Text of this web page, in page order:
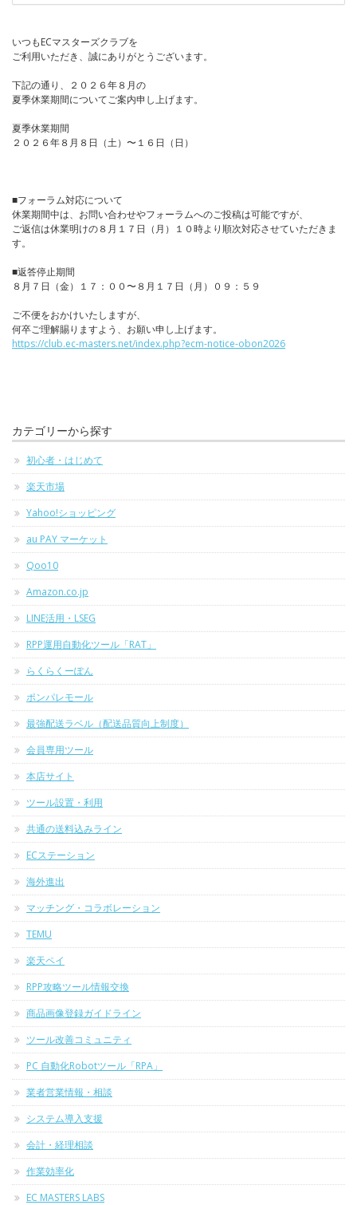
いつもECマスターズクラブを
ご利用いただき、誠にありがとうございます。
下記の通り、２０２６年８月の
夏季休業期間についてご案内申し上げます。
夏季休業期間
２０２６年８月８日（土）〜１６日（日）
■フォーラム対応について
休業期間中は、お問い合わせやフォーラムへのご投稿は可能ですが、
ご返信は休業明けの８月１７日（月）１０時より順次対応させていただきま
す。
■返答停止期間
８月７日（金）１７：００〜８月１７日（月）０９：５９
ご不便をおかけいたしますが、
何卒ご理解賜りますよう、お願い申し上げます。
https://club.ec-masters.net/index.php?ecm-notice-obon2026
カテゴリーから探す
初心者・はじめて
楽天市場
Yahoo!ショッピング
au PAY マーケット
Qoo10
Amazon.co.jp
LINE活用・LSEG
RPP運用自動化ツール「RAT」
らくらくーぽん
ポンパレモール
最強配送ラベル（配送品質向上制度）
会員専用ツール
本店サイト
ツール設置・利用
共通の送料込みライン
ECステーション
海外進出
マッチング・コラボレーション
TEMU
楽天ペイ
RPP攻略ツール情報交換
商品画像登録ガイドライン
ツール改善コミュニティ
PC 自動化Robotツール「RPA」
業者営業情報・相談
システム導入支援
会計・経理相談
作業効率化
EC MASTERS LABS